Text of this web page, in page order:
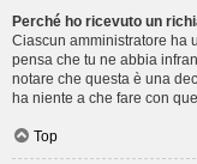
Perché ho ricevuto un
Ciascun amministratore ha
pensa che tu ne abbia
notare che questa è una
ha niente a che fare con
Top